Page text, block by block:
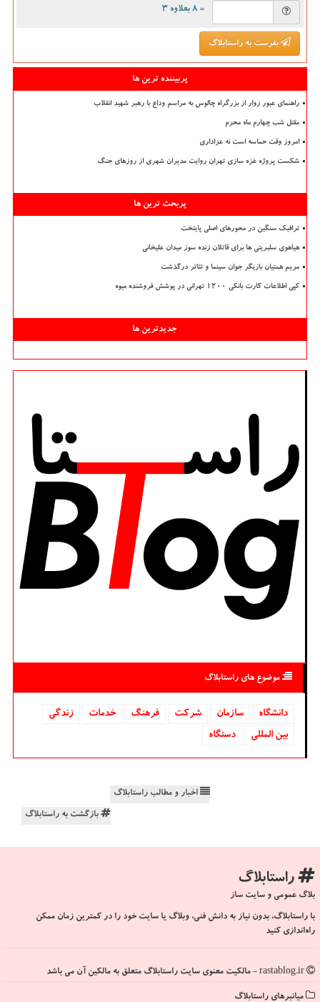
= ۸ بعلاوه ۳
بفرست به راستابلاگ
پربیننده ترین ها
راهنمای عبور زوار از بزرگراه چالوس به مراسم وداع با رهبر شهید انقلاب
مقتل شب چهارم ماه محرم
امروز وقت حماسه است نه عزاداری
شکست پروژه غزه سازی تهران روایت مدیران شهری از روزهای جنگ
پربحث ترین ها
ترافیک سنگین در محورهای اصلی پایتخت
هیاهوی سلبریتی ها برای قاتلان زنده سوز میدان علیخانی
مریم همتیان بازیگر جوان سینما و تئاتر درگذشت
کپی اطلاعات کارت بانکی ۱۲۰۰ تهرانی در پوشش فروشنده میوه
جدیدترین ها
موضوع های راستابلاگ
دانشگاه‌ سازمان شركت فرهنگ خدمات
زندگی
بین المللی
دستگاه
اخبار و مطالب راستابلاگ
بازگشت به راستابلاگ
راستابلاگ
بلاگ عمومی و سایت ساز
با راستابلاگ، بدون نیاز به دانش فنی، وبلاگ یا سایت خود را در کمترین زمان ممکن
راه‌اندازی کنید
میانبرهای راستابلاگ